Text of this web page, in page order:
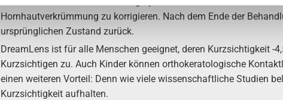
Hornhautverkrümmung zu korrigieren. Nach dem Ende der
ursprünglichen Zustand zurück.
DreamLens ist für alle Menschen geeignet, deren Kurzsichtigkeit
Kurzsichtigen zu. Auch Kinder können orthokeratologische
einen weiteren Vorteil: Denn wie viele wissenschaftliche Studien
Kurzsichtigkeit aufhalten.